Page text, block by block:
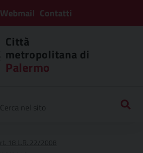
Webmail Contatti
Città
metropolitana di
Palermo